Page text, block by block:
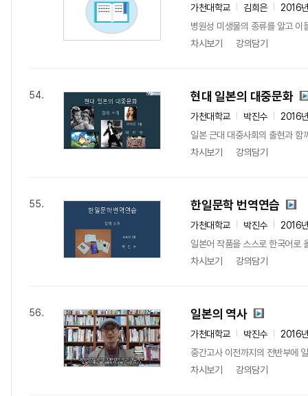
가천대학교 김희은
2016
병원성 미생물의 종류를 알고 이
차시보기
강의담기
54. 현대 일본의 대중문화
가천대학교 박진수
2016
일본 근대 대중사회의 출현과 함
차시보기
강의담기
55. 한일문학 번역연습
가천대학교 박진수
2016
일본어 작품을 스스로 한국어로
차시보기
강의담기
56. 일본의 역사
가천대학교 박진수
2016
중간고사 이전까지의 전반부에
차시보기
강의담기